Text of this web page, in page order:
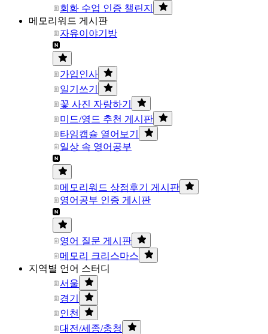
회화 수업 인증 챌린지
메모리워드 게시판
자유이야기방
가입인사
일기쓰기
꽃 사진 자랑하기
미드/영드 추천 게시판
타임캡슐 열어보기
일상 속 영어공부
메모리워드 상점후기 게시판
영어공부 인증 게시판
영어 질문 게시판
메모리 크리스마스
지역별 언어 스터디
서울
경기
인천
대전/세종/충청